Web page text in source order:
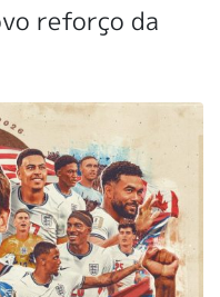
reforço da